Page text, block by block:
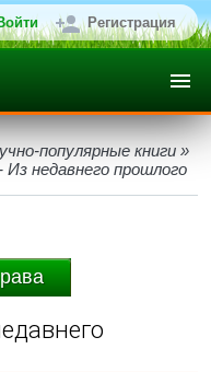
Регистрация
популярные книги »
Из недавнего прошлого